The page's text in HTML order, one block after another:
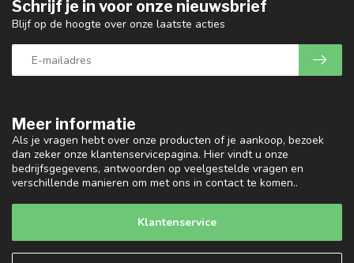
Meer informatie
Als je vragen hebt over onze producten of je aankoop, bezoek
dan zeker onze klantenservicepagina. Hier vindt u onze
bedrijfsgegevens, antwoorden op veelgestelde vragen en
verschillende manieren om met ons in contact te komen..
Klantenservice
Schrijf je in voor onze nieuwsbrief
Blijf op de hoogte over onze laatste acties